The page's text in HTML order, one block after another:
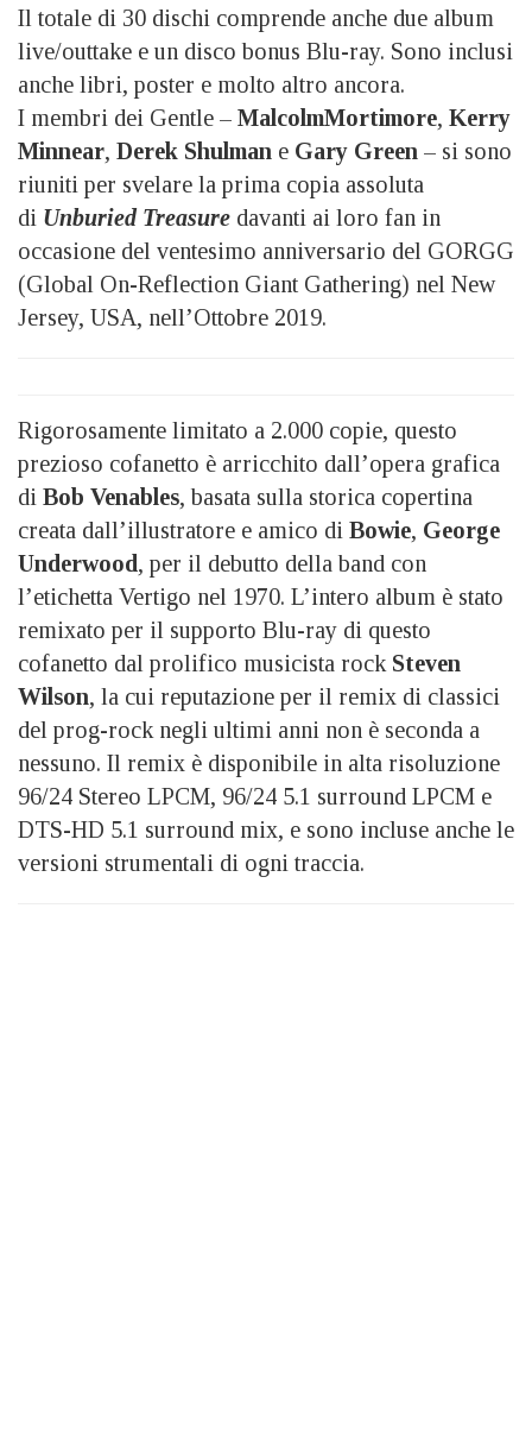
Il totale di 30 dischi comprende anche due album
live/outtake e un disco bonus Blu-ray. Sono inclusi
anche libri, poster e molto altro ancora.
I membri dei Gentle – Malcolm​Mortimore, Kerry
Minnear, Derek Shulman e Gary Green – si sono
riuniti per svelare la prima copia assoluta
di Unburied Treasure davanti ai loro fan in
occasione del ventesimo anniversario del GORGG
(Global On-Reflection Giant Gathering) nel New
Jersey, USA, nell’Ottobre 2019.
Rigorosamente limitato a 2.000 copie, questo
prezioso cofanetto è arricchito dall’opera grafica
di Bob Venables, basata sulla storica copertina
creata dall’illustratore e amico di Bowie, George
Underwood, per il debutto della band con
l’etichetta Vertigo nel 1970. L’intero album è stato
remixato per il supporto Blu-ray di questo
cofanetto dal prolifico musicista rock Steven
Wilson, la cui reputazione per il remix di classici
del prog-rock negli ultimi anni non è seconda a
nessuno. Il remix è disponibile in alta risoluzione
96/24 Stereo LPCM, 96/24 5.1 surround LPCM e
DTS-HD 5.1 surround mix, e sono incluse anche le
versioni strumentali di ogni traccia.